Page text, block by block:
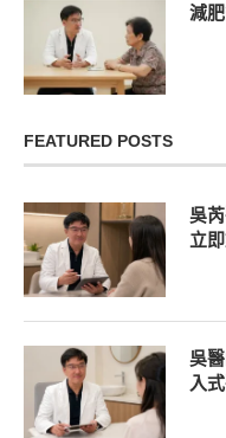
減
FEATURED POSTS
吳
立
吳
入